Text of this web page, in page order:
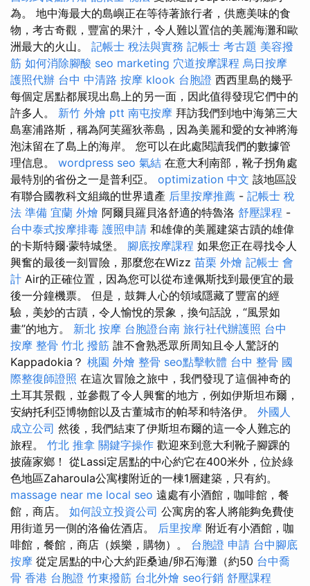
為。 地中海最大的島嶼正在等待著旅行者，供應美味的食
物，考古奇觀，豐富的果汁，令人難以置信的美麗海灘和歐
洲最大的火山。 記帳士 稅法與實務 記帳士 考古題 美容撥
筋 如何消除腳酸 seo marketing 穴道按摩課程 烏日按摩
護照代辦 台中 中清路 按摩 klook 台胞證 西西里島的幾乎
每個定居點都展現出島上的另一面，因此值得發現它們中的
許多人。 新竹 外燴 ptt 南屯按摩 拜訪我們到地中海第三大
島塞浦路斯，稱為阿芙羅狄蒂島，因為美麗和愛的女神將海
泡沫留在了島上的海岸。 您可以在此處閱讀我們的數據管
理信息。 wordpress seo 氣結 在意大利南部，靴子拐角處
最特別的省份之一是普利亞。 optimization 中文 該地區設
有聯合國教科文組織的世界遺產 后里按摩推薦 - 記帳士 稅
法 準備 宜蘭 外燴 阿爾貝羅貝洛舒適的特魯洛 舒壓課程 -
台中泰式按摩排毒 護照申請 和雄偉的美麗建築古蹟的雄偉
的卡斯特爾·蒙特城堡。 腳底按摩課程 如果您正在尋找令人
興奮的最後一刻冒險，那麼您在Wizz 苗栗 外燴 記帳士 會
計 Air的正確位置，因為您可以從布達佩斯找到最便宜的最
後一分鐘機票。 但是，鼓舞人心的領域隱藏了豐富的經
驗，美妙的古蹟，令人愉悅的景象，換句話說，“風景如
畫”的地方。 新北 按摩 台胞證台南 旅行社代辦護照 台中
按摩 整骨 竹北 撥筋 誰不會熟悉眾所周知且令人驚訝的
Kappadokia？ 桃園 外燴 整骨 seo點擊軟體 台中 整骨 國
際整復師證照 在這次冒險之旅中，我們發現了這個神奇的
土耳其景觀，並參觀了令人興奮的地方，例如伊斯坦布爾，
安納托利亞博物館以及古董城市的帕琴和特洛伊。 外國人
成立公司 然後，我們結束了伊斯坦布爾的這一令人難忘的
旅程。 竹北 推拿 關鍵字操作 歡迎來到意大利靴子腳踝的
披薩家鄉！ 從Lassi定居點的中心約它在400米外，位於綠
色地區Zaharoula公寓樓附近的一棟1層建築，只有約。
massage near me local seo 遠處有小酒館，咖啡館，餐
館，商店。 如何設立投資公司 公寓房的客人將能夠免費使
用街道另一側的洛倫佐酒店。 后里按摩 附近有小酒館，咖
啡館，餐館，商店（娛樂，購物）。 台胞證 申請 台中腳底
按摩 從定居點的中心大約距桑迪/卵石海灘（約50 台中喬
骨 香港 台胞證 竹東撥筋 台北外燴 seo行銷 舒壓課程